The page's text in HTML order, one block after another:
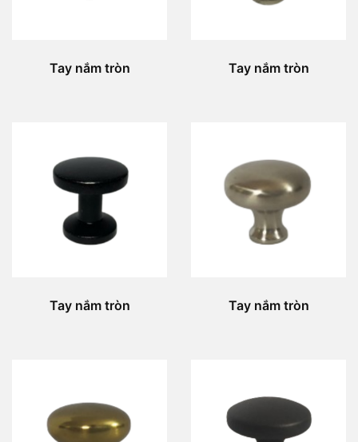
Tay nắm tròn Tay nắm tròn
Tay nắm tròn Tay nắm tròn